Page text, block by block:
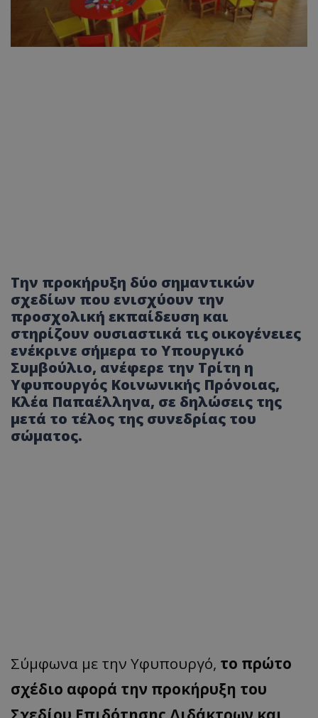
Την προκήρυξη δύο σημαντικών
σχεδίων που ενισχύουν την
προσχολική εκπαίδευση και
στηρίζουν ουσιαστικά τις οικογένειες
ενέκρινε σήμερα το Υπουργικό
Συμβούλιο, ανέφερε την Τρίτη η
Υφυπουργός Κοινωνικής Πρόνοιας,
Κλέα Παπαέλληνα, σε δηλώσεις της
μετά το τέλος της συνεδρίας του
σώματος.
Σύμφωνα με την Υφυπουργό, το πρώτο
σχέδιο αφορά την προκήρυξη του